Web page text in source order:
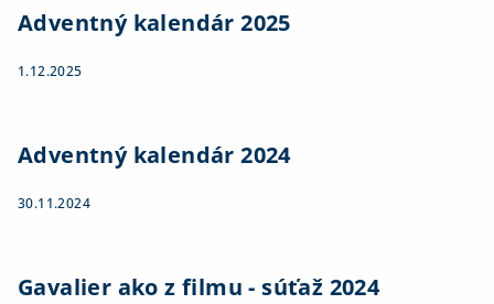
Adventný kalendár 2025
1.12.2025
Adventný kalendár 2024
30.11.2024
Gavalier ako z filmu - súťaž 2024